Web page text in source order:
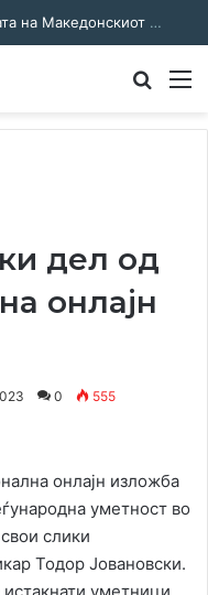
Соработка за јазикот и идентитетот: работна средба во Општина Пландиште
дел од
онлајн
0 555
онлајн изложба
уметност во
слики
Тодор Јовановски.
уметници